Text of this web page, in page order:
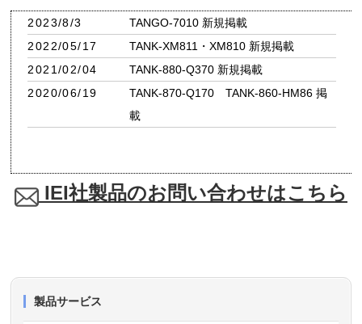
2023/8/3
TANGO-7010 新規掲載
2022/05/17
TANK-XM811・XM810 新規掲載
2021/02/04
TANK-880-Q370 新規掲載
2020/06/19
TANK-870-Q170 TANK-860-HM86 掲
載
IEI社製品のお問い合わせはこちら
製品サービス